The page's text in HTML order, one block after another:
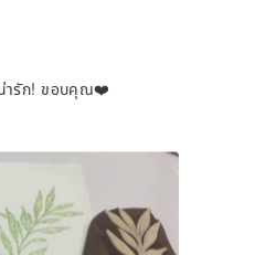
ารัก! ขอบคุณ❤️